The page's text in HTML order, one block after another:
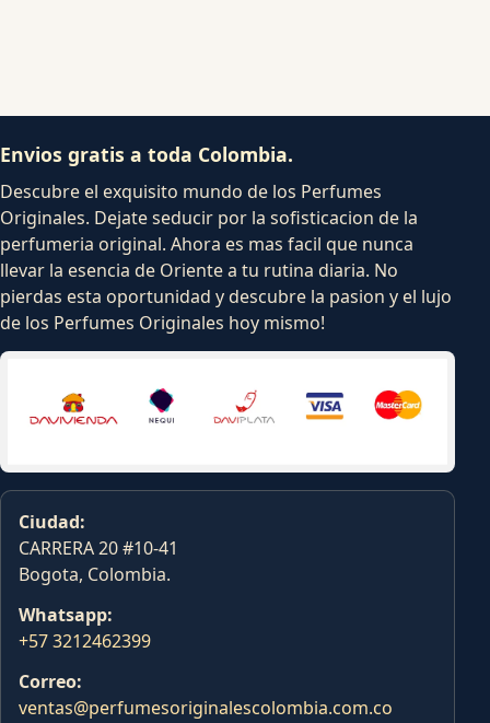
Envios gratis a toda Colombia.
Descubre el exquisito mundo de los Perfumes
Originales. Dejate seducir por la sofisticacion de la
perfumeria original. Ahora es mas facil que nunca
llevar la esencia de Oriente a tu rutina diaria. No
pierdas esta oportunidad y descubre la pasion y el lujo
de los Perfumes Originales hoy mismo!
Ciudad:
CARRERA 20 #10-41
Bogota, Colombia.
Whatsapp:
+57 3212462399
Correo:
ventas@perfumesoriginalescolombia.com.co